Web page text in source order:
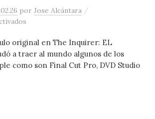
porJose Alcántara /
original en The Inquirer: EL
a traer al mundo algunos de los
como son Final Cut Pro, DVD Studio